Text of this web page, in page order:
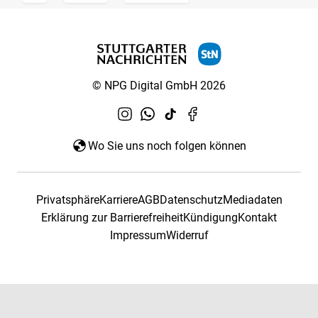
© NPG Digital GmbH 2026
Wo Sie uns noch folgen können
PrivatsphäreKarriereAGBDatenschutzMediadaten
Erklärung zur BarrierefreiheitKündigungKontakt
ImpressumWiderruf